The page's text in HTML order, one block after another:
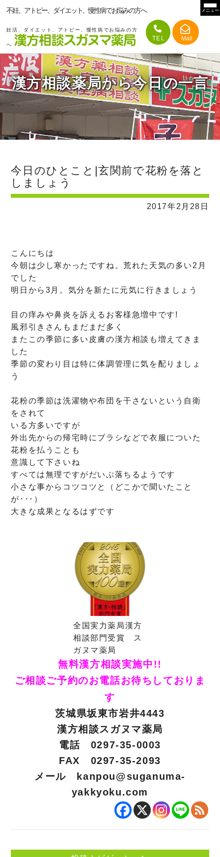
不妊、アトピー、ダイエット、慢性病でお悩みの方へ
妊活、ダイエット、アトピー、慢性病でお悩みの方
へ
メニュー
漢方相談薬局から今日の一言
今日のひとこと|玄関前で花粉を落と
しましょう
2017年2月28日
こんにちは
今朝は少し寒かったですね。荒れた天気の多い2月
でした
明日から3月。気分を新たに元気に行きましょう
目の痒みや鼻炎を訴えるお客様急増中です!
風邪引きさんもまだまだ多く
またこの季節に多い皮膚の漢方相談も増えてきま
した
季節の変わり目は特に体調管理に気を配りましょ
う
花粉の季節は洗濯物や布団を干さないという自衛
をされて
いる方多いですが
外出先からの帰宅時にブラシなどで衣服についた
花粉を払うことも
意識して下さいね
すべては無理ですがだいぶ落ちるようです
小さな事からコツコツと（どこかで聞いたこと
が･･･）
大きな成果となるはずです
全国実力薬局漢方
相談部門受賞 ス
ガヌマ薬局
無料漢方相談実施中!!
ご相談ご予約のお電話お待ちしておりま
す
茨城県坂東市岩井4443
漢方相談スガヌマ薬局
電話 0297-35-0003
FAX 0297-35-2093
メール
kanpou@suganuma-
yakkyoku.com